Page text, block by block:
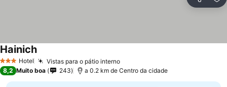
Partilhar
3 EstrelasHotel Vistas para o pátio interno
Hainich
8,2 Muito boa 243 a 0.2 km de Centro da cidade